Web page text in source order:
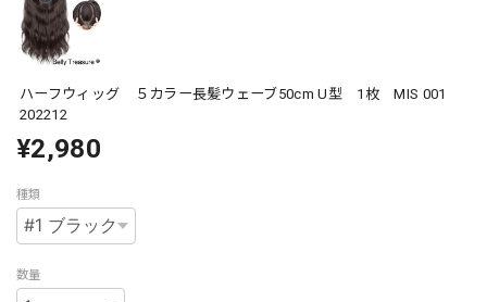
ハーフウィッグ ５カラー長髪ウェーブ50cm U型 1枚 MIS 001
202212
¥2,980
種類
数量